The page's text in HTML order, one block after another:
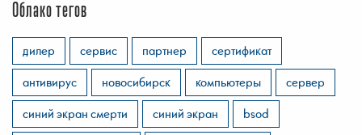
Облако тегов
дилер сервис партнер
сертификат
антивирус
новосибирск компьютеры
сервер
синий экран смерти
синий экран
bsod